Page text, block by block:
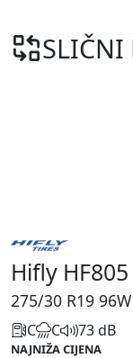
SLIČNI
Hifly HF805
275/30 R19 96W
C C 73 dB
NAJNIŽA CIJENA